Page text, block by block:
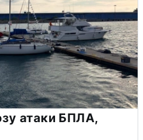
атаки БПЛА,